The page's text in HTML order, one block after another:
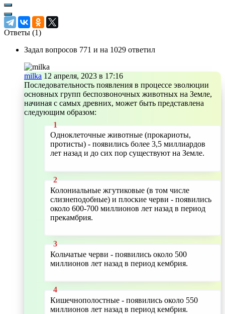
Ответы (1)
Задал вопросов 771 и на 1029 ответил
milka 12 апреля, 2023 в 17:16
Последовательность появления в процессе эволюции
основных групп беспозвоночных животных на Земле,
начиная с самых древних, может быть представлена
следующим образом:
Одноклеточные животные (прокариоты,
протисты) - появились более 3,5 миллиардов
лет назад и до сих пор существуют на Земле.
Колониальные жгутиковые (в том числе
слизнеподобные) и плоские черви - появились
около 600-700 миллионов лет назад в период
прекамбрия.
Кольчатые черви - появились около 500
миллионов лет назад в период кембрия.
Кишечнополостные - появились около 550
миллионов лет назад в период кембрия.